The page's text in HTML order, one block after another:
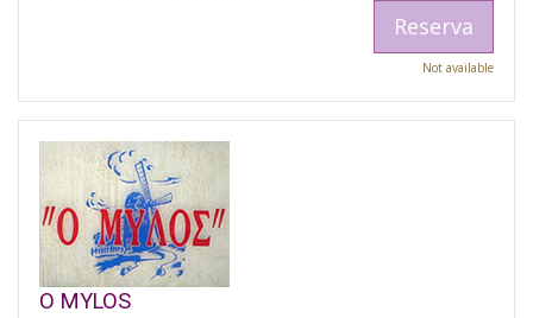
Reserva
Not available
O MYLOS